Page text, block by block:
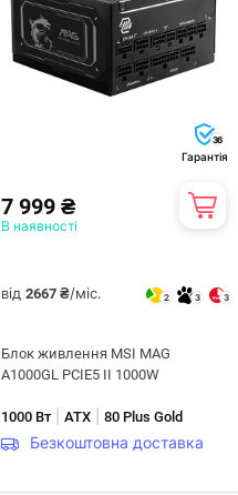
36
Гарантія
7 999 ₴
В наявності
від 2667 ₴/міс. 2 3 3
Блок живлення MSI MAG
A1000GL PCIE5 II 1000W
1000 Вт| ATX 80 Plus Gold
Безкоштовна доставка